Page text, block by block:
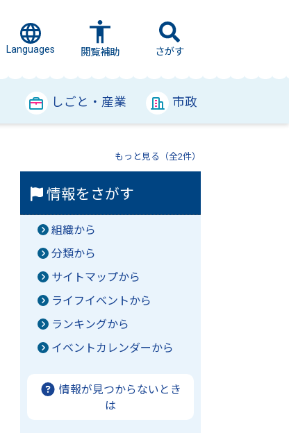
Languages 閲覧補助 さがす
しごと・産業 市政
もっと見る（全2件）
情報をさがす
組織から
分類から
サイトマップから
ライフイベントから
ランキングから
イベントカレンダーから
情報が見つからないとき
は